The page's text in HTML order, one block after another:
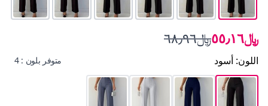
﷼٥٥٫١٦ ﷼٦٨٫٩٦
اللون: أسود متوفر بلون : 4